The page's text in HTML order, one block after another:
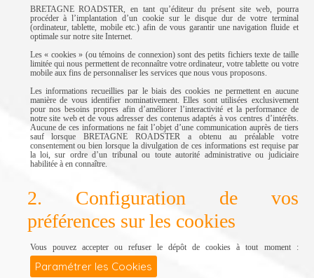
BRETAGNE ROADSTER, en tant qu’éditeur du présent site web, pourra
procéder à l’implantation d’un cookie sur le disque dur de votre terminal
(ordinateur, tablette, mobile etc.) afin de vous garantir une navigation fluide et
optimale sur notre site Internet.
Les « cookies » (ou témoins de connexion) sont des petits fichiers texte de taille
limitée qui nous permettent de reconnaître votre ordinateur, votre tablette ou votre
mobile aux fins de personnaliser les services que nous vous proposons.
Les informations recueillies par le biais des cookies ne permettent en aucune
manière de vous identifier nominativement. Elles sont utilisées exclusivement
pour nos besoins propres afin d’améliorer l’interactivité et la performance de
notre site web et de vous adresser des contenus adaptés à vos centres d’intérêts.
Aucune de ces informations ne fait l’objet d’une communication auprès de tiers
sauf lorsque BRETAGNE ROADSTER a obtenu au préalable votre
consentement ou bien lorsque la divulgation de ces informations est requise par
la loi, sur ordre d’un tribunal ou toute autorité administrative ou judiciaire
habilitée à en connaître.
2. Configuration de vos
préférences sur les cookies
Vous pouvez accepter ou refuser le dépôt de cookies à tout moment :
Paramétrer les Cookies